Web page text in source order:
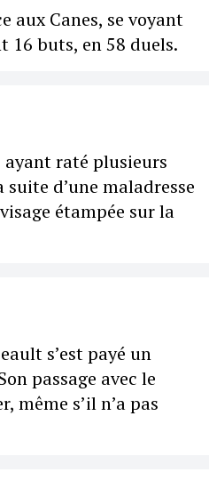
aux Canes, se voyant
buts, en 58 duels.
raté plusieurs
d’une maladresse
étampée sur la
s’est payé un
passage avec le
même s’il n’a pas